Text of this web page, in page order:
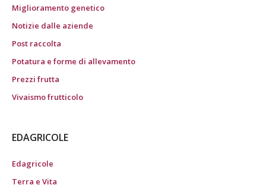
Miglioramento genetico
Notizie dalle aziende
Post raccolta
Potatura e forme di allevamento
Prezzi frutta
Vivaismo frutticolo
EDAGRICOLE
Edagricole
Terra e Vita